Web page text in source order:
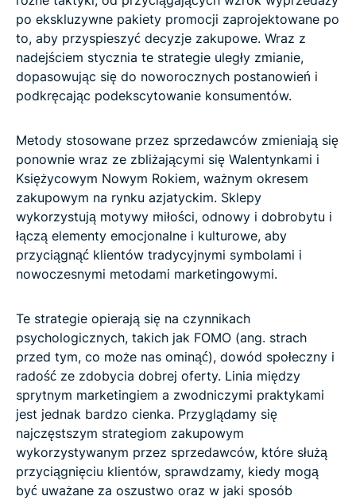
po ekskluzywne pakiety promocji zaprojektowane po
to, aby przyspieszyć decyzje zakupowe. Wraz z
nadejściem stycznia te strategie uległy zmianie,
dopasowując się do noworocznych postanowień i
podkręcając podekscytowanie konsumentów.
Metody stosowane przez sprzedawców zmieniają się
ponownie wraz ze zbliżającymi się Walentynkami i
Księżycowym Nowym Rokiem, ważnym okresem
zakupowym na rynku azjatyckim. Sklepy
wykorzystują motywy miłości, odnowy i dobrobytu i
łączą elementy emocjonalne i kulturowe, aby
przyciągnąć klientów tradycyjnymi symbolami i
nowoczesnymi metodami marketingowymi.
Te strategie opierają się na czynnikach
psychologicznych, takich jak FOMO (ang. strach
przed tym, co może nas ominąć), dowód społeczny i
radość ze zdobycia dobrej oferty. Linia między
sprytnym marketingiem a zwodniczymi praktykami
jest jednak bardzo cienka. Przyglądamy się
najczęstszym strategiom zakupowym
wykorzystywanym przez sprzedawców, które służą
przyciągnięciu klientów, sprawdzamy, kiedy mogą
być uważane za oszustwo oraz w jaki sposób